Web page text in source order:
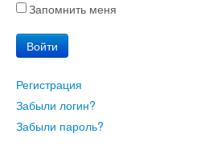
Запомнить меня
Войти
Регистрация
Забыли логин?
Забыли пароль?